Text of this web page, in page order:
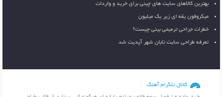
بهترین کالاهای سایت های چینی برای خرید و واردات
میکروفون یقه ای زیر یک میلیون
خطرات جراحی ترمیمی بینی چیست؟
تعرفه طراحی سایت تابان شهر آپدیت شد
کانال تلگرام آهنگ